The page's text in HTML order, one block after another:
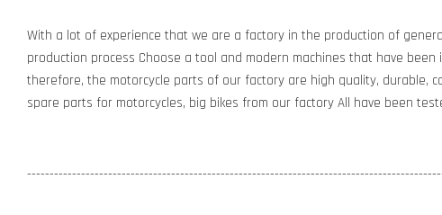
With a lot of experience that we are a factory in the production of
production process Choose a tool and modern machines that have
therefore, the motorcycle parts of our factory are high quality, durable,
spare parts for motorcycles, big bikes from our factory All have been